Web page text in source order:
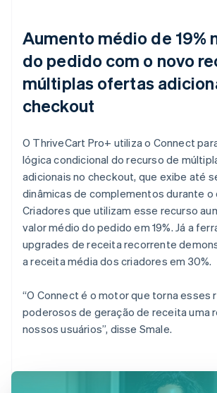
Aumento médio de 19%
do pedido com o novo
múltiplas ofertas
checkout
O ThriveCart Pro+ utiliza o Connect
lógica condicional do recurso de
adicionais no checkout, que exibe até
dinâmicas de complementos durante o
Criadores que utilizam esse recurso
valor médio do pedido em 19%. Já a
upgrades de receita recorrente
a receita média dos criadores em 30%.
“O Connect é o motor que torna esses
poderosos de geração de receita uma
nossos usuários”, disse Smale.